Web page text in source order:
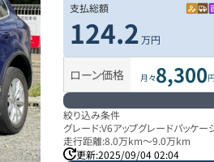
支払総額
124.2万円
ローン価格 月々8,300
絞り込み条件
グレード:V6アップグレードパッケー
走行距離:8.0万km～9.0万km
更新:2025/09/04 02:04